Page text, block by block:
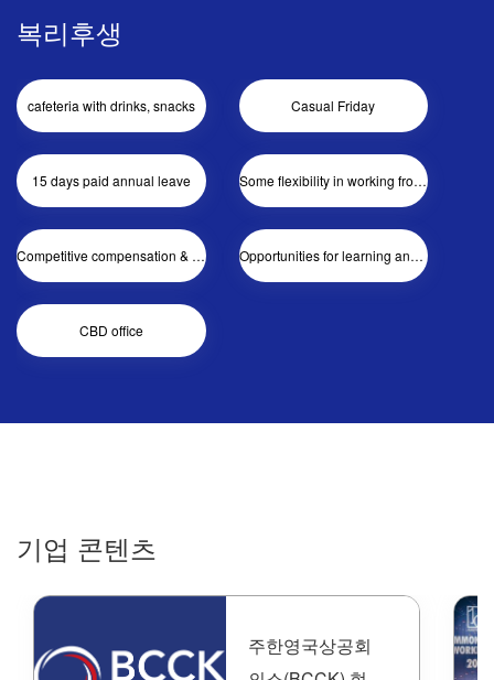
복리후생
cafeteria with drinks, snacks Casual Friday
15 days paid annual leave Some flexibility in working from home
Competitive compensation & benefits Opportunities for learning and development
CBD office
기업 콘텐츠
주한영국상공회